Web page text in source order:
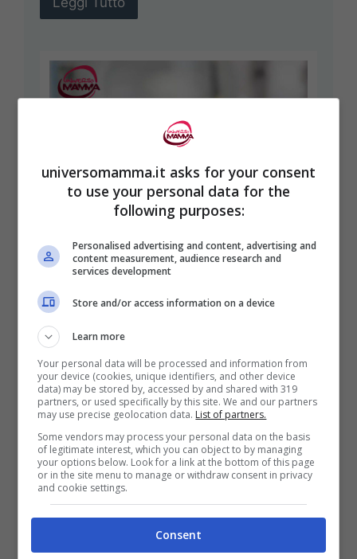
Macchie gialle sugli
indumenti dei neonati: come
toglierle in due mosse
facilissime
18 Gennaio 2023 Martina Petrillo
Da questo momento, quelle fastidiose
macchie gialle sugli indumenti dei
neonati non saranno più un problema:
come toglierle in due mosse. ...
Leggi Tutto
universomamma.it asks for your consent
to use your personal data for the
following purposes:
Personalised advertising and content, advertising and
content measurement, audience research and
services development
Store and/or access information on a device
Learn more
Your personal data will be processed and information from
your device (cookies, unique identifiers, and other device
data) may be stored by, accessed by and shared with 319
partners, or used specifically by this site. We and our partners
may use precise geolocation data. List of partners.
Some vendors may process your personal data on the basis
of legitimate interest, which you can object to by managing
your options below. Look for a link at the bottom of this page
or in the site menu to manage or withdraw consent in privacy
and cookie settings.
Consent